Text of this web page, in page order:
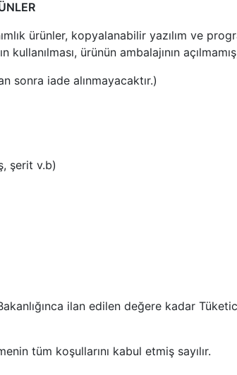
ürünler, kopyalanabilir yazılım ve
ürünün ambalajının
sonra iade alınmayacaktır.)
şerit v.b)
ilan edilen değere kadar
tüm koşullarını kabul etmiş sayılır.